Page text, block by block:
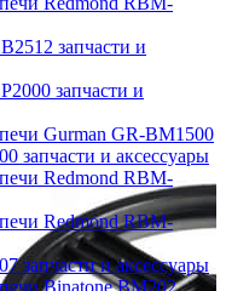
запчасти и
запчасти и
Gurman GR-BM1500
запчасти и аксессуары
Redmond RBM-
Redmond RBM-
запчасти и аксессуары
Binatone BM202